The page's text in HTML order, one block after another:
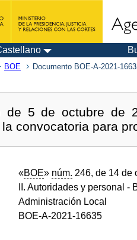
BOE Documento BOE-A-2021-
de 5 de octubre de
convocatoria para
«BOE» núm. 246, de 14 de
II. Autoridades y personal -
Administración Local
BOE-A-2021-16635